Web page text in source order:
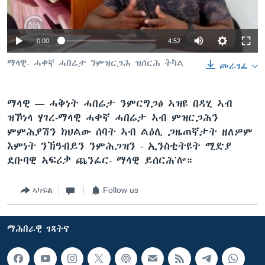
ቂሔ ጽልሚ
ቋንቋታት
0:00 4:52
መራገፊ
ማላዊ- ሓቀኛ ሓበሬታ ንምዝርጋሕ ዝሰርሕ ትካል
ማላዊ — ሓቅነት ሓበሬታ ንምርግጋፅ ኣዝዩ በዳሂ ኣብ
ዝኾነላ ሃገረ-ማላዊ ሓቀኛ ሓበሬታ ኣብ ምዝርጋሕን
ምምሕያሽን ክህልው ሰባት ኣብ ልዕሊ ጋዜጠኛታት ዘለዎም
እምነት ንኽዓብይን ንምሕጋዝን - ኢንስቲትዩት ሚድያ
ደቡባዊ ኣፍሪቃ ጨንፈር- ማላዊ ይሰርሕ’ሎ።
ኣካፍል Follow us
ማሕበራዊ ገጻትና